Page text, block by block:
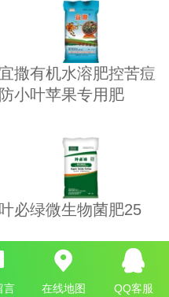
宜撒有机水溶肥控苦痘
防小叶苹果专用肥
叶必绿微生物菌肥25
言 在线地图 QQ客服